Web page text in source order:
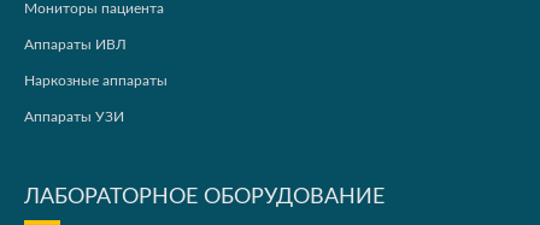
Мониторы пациента
Аппараты ИВЛ
Наркозные аппараты
Аппараты УЗИ
ЛАБОРАТОРНОЕ ОБОРУДОВАНИЕ